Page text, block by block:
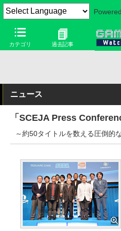
カテゴリ 過去記事
ニュース
「SCEJA Press
～約50タイトルを数える圧倒的